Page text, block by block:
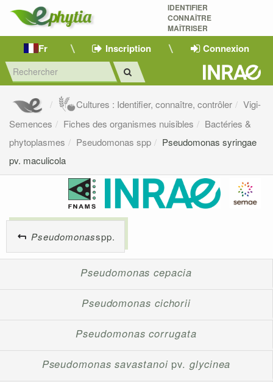
IDENTIFIER
CONNAÎTRE
MAÎTRISER
Fr Inscription Connexion
Cultures : Identifier, connaître, contrôler
Vigi-
Semences
Fiches des organismes nuisibles
Bactéries &
phytoplasmes
Pseudomonas spp
Pseudomonas syringae
pv. maculicola
Pseudomonasspp.
Pseudomonas cepacia
Pseudomonas cichorii
Pseudomonas corrugata
Pseudomonas savastanoi pv.glycinea